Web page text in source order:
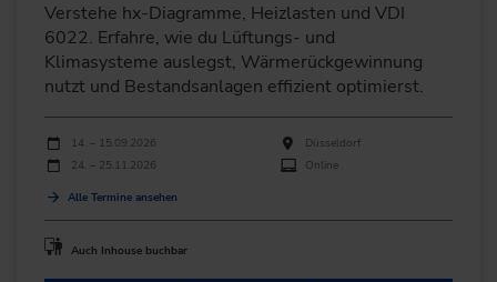
Verstehe hx-Diagramme, Heizlasten und VDI
6022. Erfahre, wie du Lüftungs- und
Klimasysteme auslegst, Wärmerückgewinnung
nutzt und Bestandsanlagen effizient optimierst.
Durchführungen
Veranstaltungsdatum
14. – 15.09.2026
Düsseldorf
24. – 25.11.2026
Online
Alle Termine ansehen
Auch Inhouse buchbar